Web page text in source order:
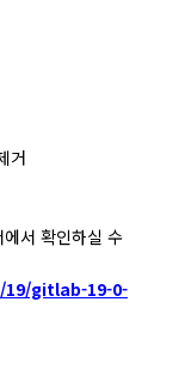
거
서 확인하실 수
gitlab-19-0-